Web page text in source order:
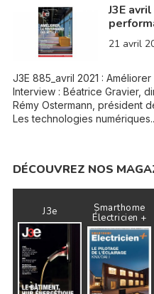
J3E
21 avril
J3E 885_avril 2021 :
Interview : Béatrice Gravier,
Rémy Ostermann, président
Les technologies
DÉCOUVREZ NOS
J3e Smarthome
Électricien +